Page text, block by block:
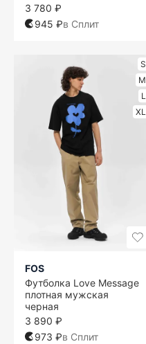
3 780 ₽
945 ₽в Сплит
S
M
L
XL
FOS
Футболка Love Message
плотная мужская
черная
3 890 ₽
973 ₽в Сплит